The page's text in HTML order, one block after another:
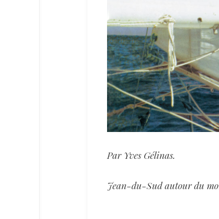
Par Yves Gélinas.
Jean-du-Sud autour du